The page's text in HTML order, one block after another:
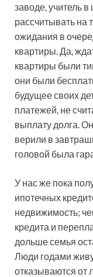
заводе, учитель
рассчитывать на
ожидания в
квартиры. Да,
квартиры были
они были
будущее своих
платежей, не
выплату долга.
верили в
головой была
У нас же пока
ипотечных
недвижимость;
кредита и
дольше семья
Люди годами
отказываются от